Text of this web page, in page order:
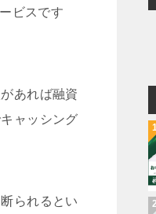
ビスです
あれば融資
ャッシング
られるとい